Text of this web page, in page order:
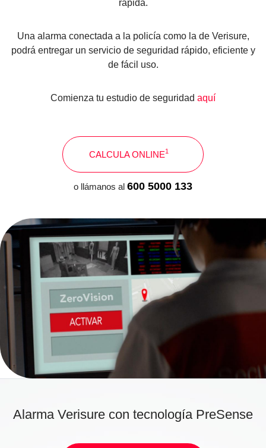
rápida.
Una alarma conectada a la policía como la de Verisure,
podrá entregar un servicio de seguridad rápido, eficiente y
de fácil uso.
Comienza tu estudio de seguridad aquí
CALCULA ONLINE1
o llámanos al 600 5000 133
Alarma Verisure con tecnología PreSense